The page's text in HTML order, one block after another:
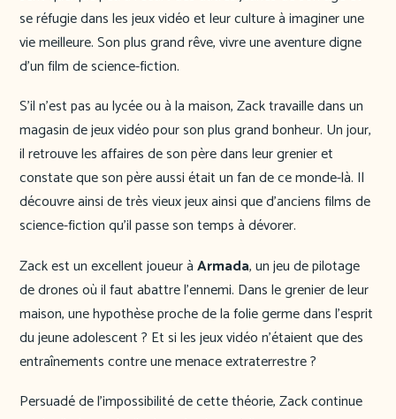
se réfugie dans les jeux vidéo et leur culture à imaginer une
vie meilleure. Son plus grand rêve, vivre une aventure digne
d’un film de science-fiction.
S’il n’est pas au lycée ou à la maison, Zack travaille dans un
magasin de jeux vidéo pour son plus grand bonheur. Un jour,
il retrouve les affaires de son père dans leur grenier et
constate que son père aussi était un fan de ce monde-là. Il
découvre ainsi de très vieux jeux ainsi que d’anciens films de
science-fiction qu’il passe son temps à dévorer.
Zack est un excellent joueur àArmada, un jeu de pilotage
de drones où il faut abattre l’ennemi. Dans le grenier de leur
maison, une hypothèse proche de la folie germe dans l’esprit
du jeune adolescent ? Et si les jeux vidéo n’étaient que des
entraînements contre une menace extraterrestre ?
Persuadé de l’impossibilité de cette théorie, Zack continue